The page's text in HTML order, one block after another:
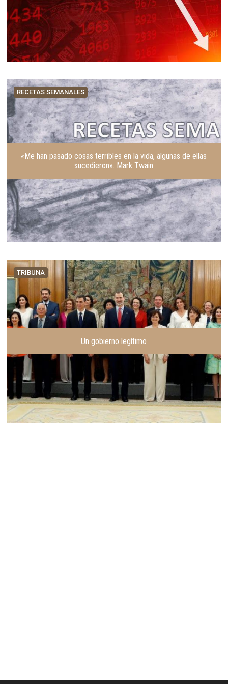
RECETAS SEMANALES
«Me han pasado cosas terribles en la vida, algunas de ellas
sucedieron». Mark Twain
TRIBUNA
Un gobierno legítimo